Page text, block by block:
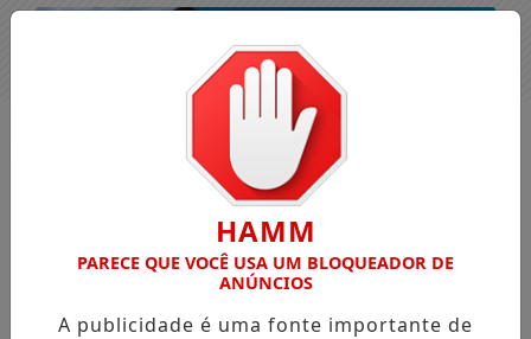
HAMM
PARECE QUE VOCÊ USA UM BLOQUEADOR DE
ANÚNCIOS
A publicidade é uma fonte importante de